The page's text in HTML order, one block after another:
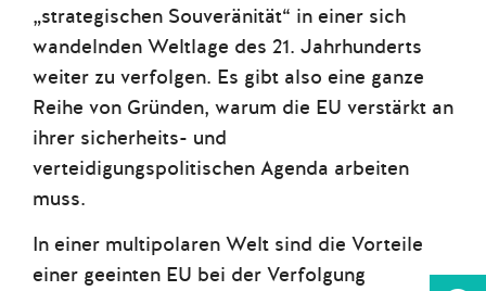
„strategischen Souveränität“ in einer sich
wandelnden Weltlage des 21. Jahrhunderts
weiter zu verfolgen. Es gibt also eine ganze
Reihe von Gründen, warum die EU verstärkt an
ihrer sicherheits- und
verteidigungspolitischen Agenda arbeiten
muss.
In einer multipolaren Welt sind die Vorteile
einer geeinten EU bei der Verfolgung